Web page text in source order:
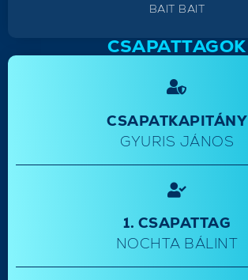
BAIT BAIT
CSAPATTAGOK
CSAPATKAPITÁNY
GYURIS JÁNOS
1. CSAPATTAG
NOCHTA BÁLINT